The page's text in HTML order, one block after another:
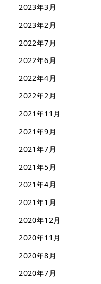
2023年3月
2023年2月
2022年7月
2022年6月
2022年4月
2022年2月
2021年11月
2021年9月
2021年7月
2021年5月
2021年4月
2021年1月
2020年12月
2020年11月
2020年8月
2020年7月